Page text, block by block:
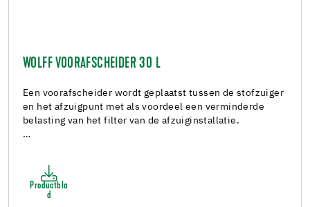
WOLFF VOORAFSCHEIDER 30 L
Een voorafscheider wordt geplaatst tussen de stofzuiger
en het afzuigpunt met als voordeel een verminderde
belasting van het filter van de afzuiginstallatie.
…
Productbla
d